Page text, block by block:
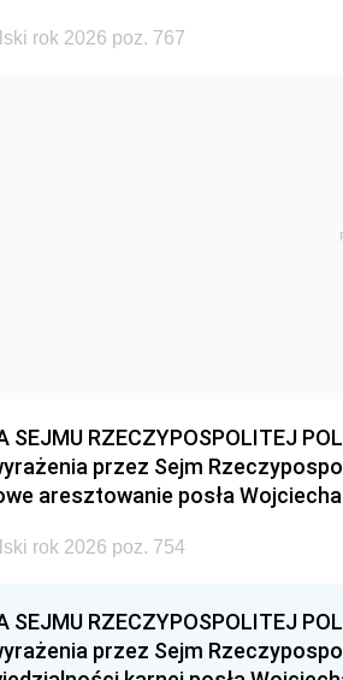
rok 2026 poz. 767
SEJMU RZECZYPOSPOLITEJ
przez Sejm
aresztowanie posła
rok 2026 poz. 754
SEJMU RZECZYPOSPOLITEJ
przez Sejm